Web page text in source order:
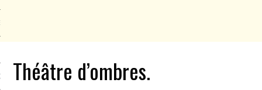
EN VOD
Théâtre d’ombres.